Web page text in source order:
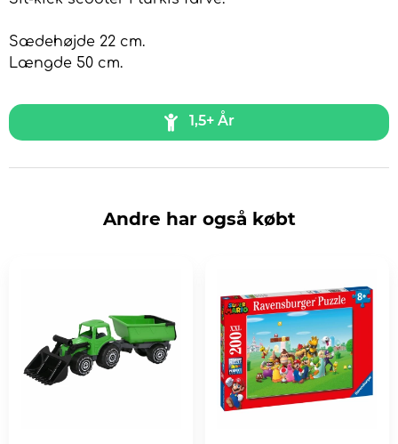
Sædehøjde 22 cm.
Længde 50 cm.
1,5+ År
Andre har også købt